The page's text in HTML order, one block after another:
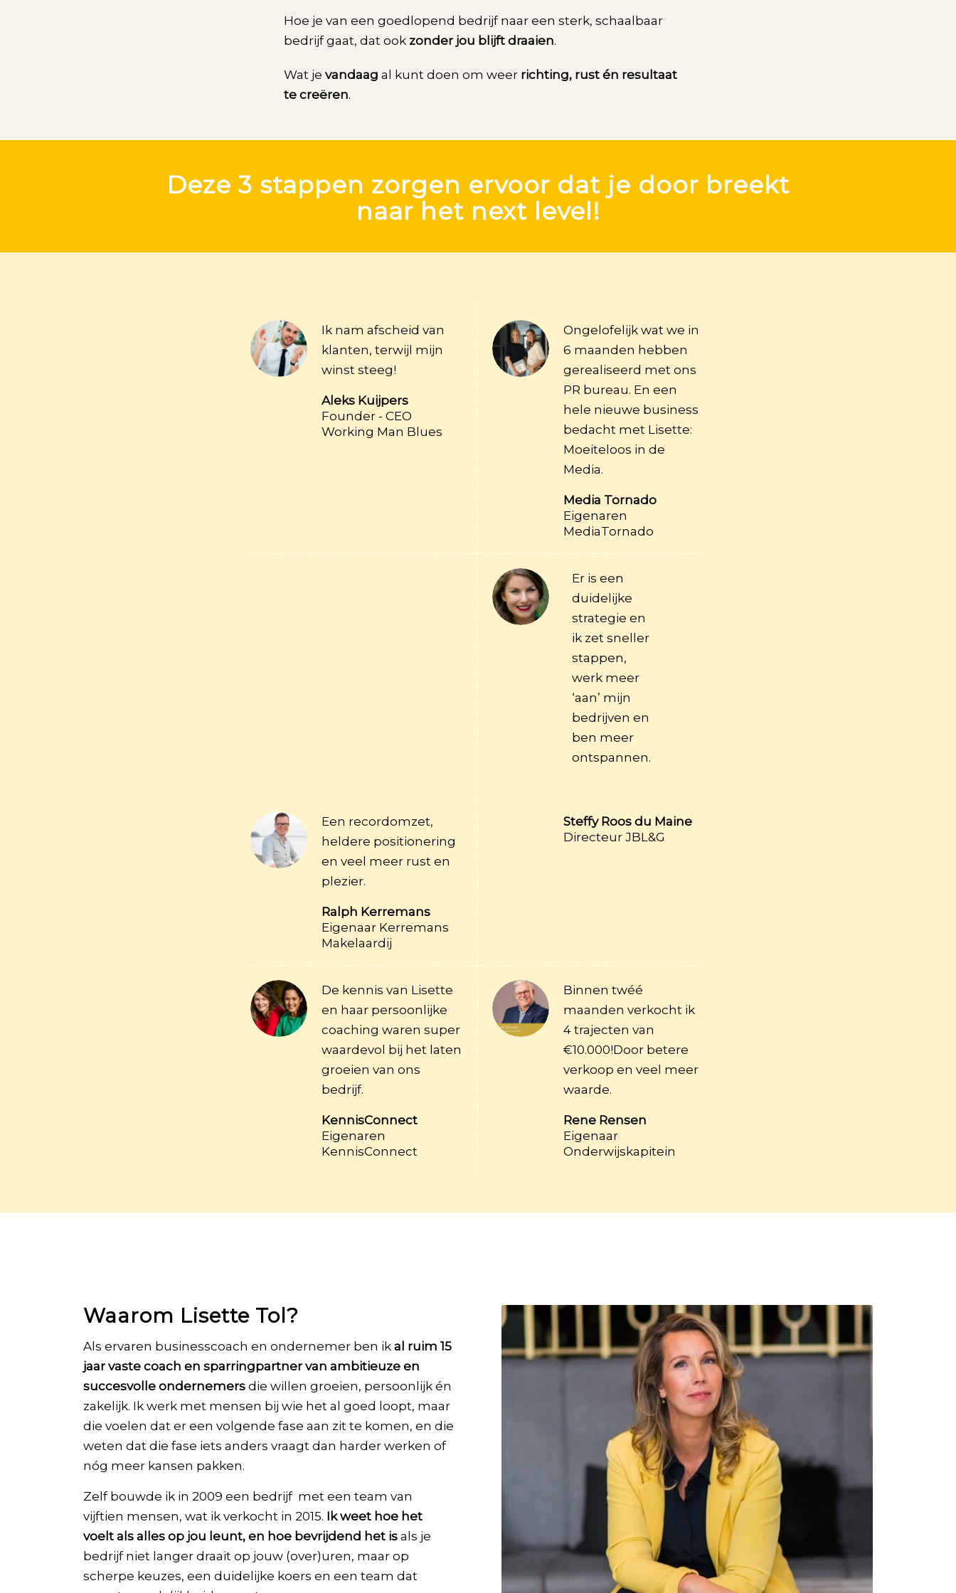
Hoe je van een goedlopend bedrijf naar een sterk, schaalbaar
bedrijf gaat, dat ook zonder jou blijft draaien.
Wat jevandaag al kunt doen om weer richting, rust én resultaat
te creëren.
Deze 3 stappen zorgen ervoor dat je door breekt
naar het next level!
Ik nam afscheid van
klanten, terwijl mijn
winst steeg!
Aleks Kuijpers
Founder - CEO
Working Man Blues
Ongelofelijk wat we in
6 maanden hebben
gerealiseerd met ons
PR bureau. En een
hele nieuwe business
bedacht met Lisette:
Moeiteloos in de
Media.
Media Tornado
Eigenaren
MediaTornado
Een recordomzet,
heldere positionering
en veel meer rust en
plezier.
Ralph Kerremans
Eigenaar Kerremans
Makelaardij
Er is een
duidelijke
strategie en
ik zet sneller
stappen,
werk meer
‘aan’ mijn
bedrijven en
ben meer
ontspannen.
Steffy Roos du Maine
Directeur JBL&G
De kennis van Lisette
en haar persoonlijke
coaching waren super
waardevol bij het laten
groeien van ons
bedrijf.
KennisConnect
Eigenaren
KennisConnect
Binnen twéé
maanden verkocht ik
4 trajecten van
€10.000!Door betere
verkoop en veel meer
waarde.
Rene Rensen
Eigenaar
Onderwijskapitein
Waarom Lisette Tol?
Als ervaren businesscoach en ondernemer ben ik al ruim 15
jaar vaste coach en sparringpartner van ambitieuze en
succesvolle ondernemersdie willen groeien, persoonlijk én
zakelijk. Ik werk met mensen bij wie het al goed loopt, maar
die voelen dat er een volgende fase aan zit te komen, en die
weten dat die fase iets anders vraagt dan harder werken of
nóg meer kansen pakken.
Zelf bouwde ik in 2009 een bedrijf met een team van
vijftien mensen, wat ik verkocht in 2015. Ik weet hoe het
voelt als alles op jou leunt, en hoe bevrijdend het is als je
bedrijf niet langer draait op jouw (over)uren, maar op
scherpe keuzes, een duidelijke koers en een team dat